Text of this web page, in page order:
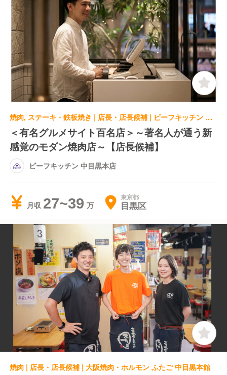
焼肉, ステーキ・鉄板焼き | 店長・店長候補 | ビーフキッチン 中目黒本店
＜有名グルメサイト百名店＞～著名人が通う新
感覚のモダン焼肉店～【店長候補】
ビーフキッチン 中目黒本店
月収 27~39 東京都
目黒区
焼肉 | 店長・店長候補 | 大阪焼肉・ホルモン ふたご 中目黒本館